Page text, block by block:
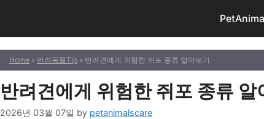
Home » 반려동물Tip » 반려견에게 위험한 쥐포 종류 알아보기
반려견에게 위험한 쥐포 종류 알
2026년 03월 07일 by petanimalscare